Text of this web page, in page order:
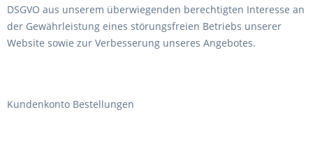
DSGVO aus unserem überwiegenden berechtigten Interesse an
der Gewährleistung eines störungsfreien Betriebs unserer
Website sowie zur Verbesserung unseres Angebotes.
Kundenkonto Bestellungen